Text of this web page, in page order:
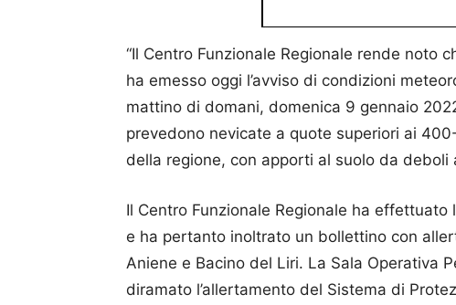
“Il Centro Funzionale Regionale rende noto
ha emesso oggi l’avviso di condizioni
mattino di domani, domenica 9 gennaio
prevedono nevicate a quote superiori ai
della regione, con apporti al suolo da deboli
Il Centro Funzionale Regionale ha
e ha pertanto inoltrato un bollettino con
Aniene e Bacino del Liri. La Sala Operativa
diramato l’allertamento del Sistema di